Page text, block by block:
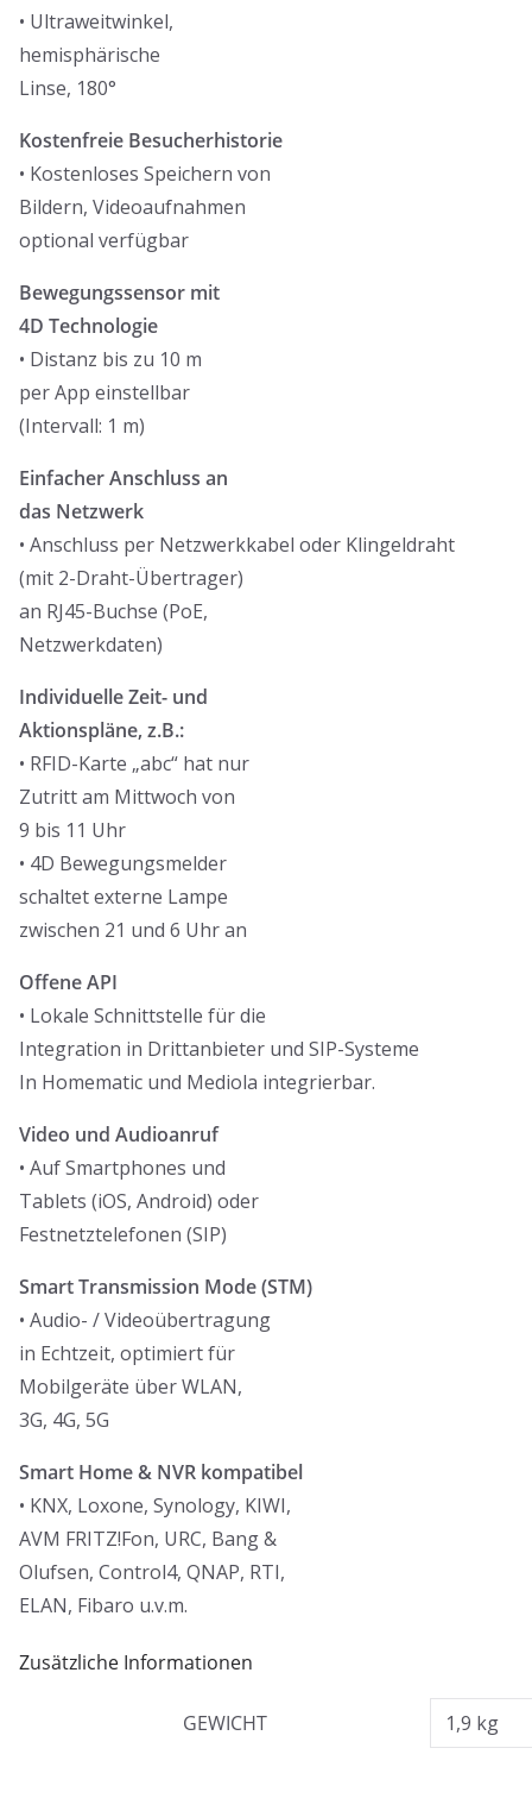
• Ultraweitwinkel,
hemisphärische
Linse, 180°
Kostenfreie Besucherhistorie
• Kostenloses Speichern von
Bildern, Videoaufnahmen
optional verfügbar
Bewegungssensor mit
4D Technologie
• Distanz bis zu 10 m
per App einstellbar
(Intervall: 1 m)
Einfacher Anschluss an
das Netzwerk
• Anschluss per Netzwerkkabel oder Klingeldraht
(mit 2-Draht-Übertrager)
an RJ45-Buchse (PoE,
Netzwerkdaten)
Individuelle Zeit- und
Aktionspläne, z.B.:
• RFID-Karte „abc“ hat nur
Zutritt am Mittwoch von
9 bis 11 Uhr
• 4D Bewegungsmelder
schaltet externe Lampe
zwischen 21 und 6 Uhr an
Offene API
• Lokale Schnittstelle für die
Integration in Drittanbieter und SIP-Systeme
In Homematic und Mediola integrierbar.
Video und Audioanruf
• Auf Smartphones und
Tablets (iOS, Android) oder
Festnetztelefonen (SIP)
Smart Transmission Mode (STM)
• Audio- / Videoübertragung
in Echtzeit, optimiert für
Mobilgeräte über WLAN,
3G, 4G, 5G
Smart Home & NVR kompatibel
• KNX, Loxone, Synology, KIWI,
AVM FRITZ!Fon, URC, Bang &
Olufsen, Control4, QNAP, RTI,
ELAN, Fibaro u.v.m.
Zusätzliche Informationen
GEWICHT 1,9 kg